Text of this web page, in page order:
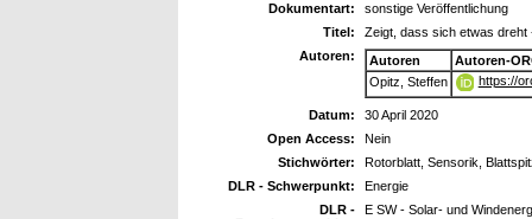
Dokumentart:
sonstige Veröffentlichung
Titel:
Zeigt, dass sich etwas dreht
Autoren:
Autoren
Autoren-
Opitz, Steffen
https://
Datum:
30 April 2020
Open Access:
Nein
Stichwörter:
Rotorblatt, Sensorik,
DLR - Schwerpunkt:
Energie
DLR -
E SW - Solar- und